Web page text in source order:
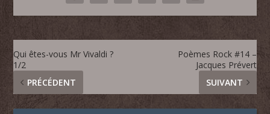
Qui êtes-vous Mr Vivaldi ?
1/2
PRÉCÉDENT
Poèmes Rock #14 –
Jacques Prévert
SUIVANT